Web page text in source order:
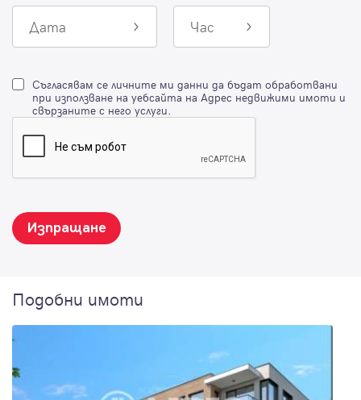
Дата Час
Съгласявам се личните ми данни да бъдат обработвани
при използване на уебсайта на Адрес недвижими имоти и
свързаните с него услуги.
Изпращане
Подобни имоти